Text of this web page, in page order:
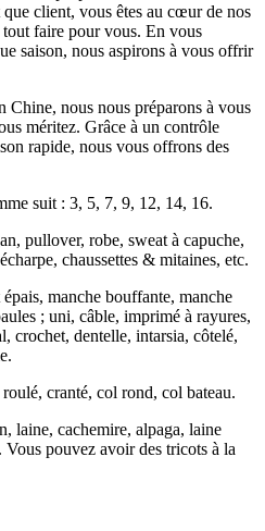
client, vous êtes au cœur de nos
faire pour vous. En vous
saison, nous aspirons à vous offrir
Chine, nous nous préparons à vous
méritez. Grâce à un contrôle
rapide, nous vous offrons des
suit : 3, 5, 7, 9, 12, 14, 16.
pullover, robe, sweat à capuche,
chaussettes & mitaines, etc.
manche bouffante, manche
; uni, câble, imprimé à rayures,
crochet, dentelle, intarsia, côtelé,
cranté, col rond, col bateau.
laine, cachemire, alpaga, laine
pouvez avoir des tricots à la